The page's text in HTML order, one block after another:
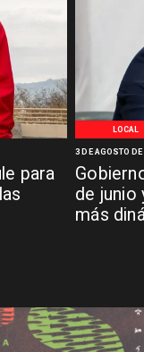
para
LOCAL
de junio
más
3 DE AGOSTO